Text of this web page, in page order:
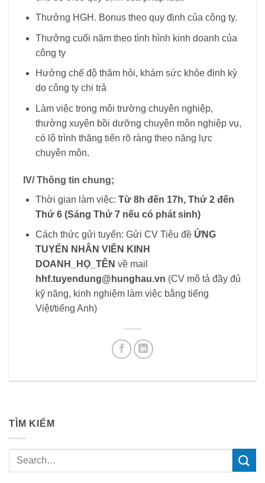
Thưởng HGH. Bonus theo quy định của công ty.
Thưởng cuối năm theo tình hình kinh doanh của
công ty
Hưởng chế độ thăm hỏi, khám sức khỏe định kỳ
do công ty chi trả
Làm việc trong môi trường chuyên nghiệp,
thường xuyên bồi dưỡng chuyên môn nghiệp vụ,
có lộ trình thăng tiến rõ ràng theo năng lực
chuyên môn.
IV/ Thông tin chung;
Thời gian làm việc: Từ 8h đến 17h, Thứ 2 đến
Thứ 6 (Sáng Thứ 7 nếu có phát sinh)
Cách thức gửi tuyển: Gửi CV Tiêu đề ỨNG
TUYỂN NHÂN VIÊN KINH
DOANH_HỌ_TÊN về mail
hhf.tuyendung@hunghau.vn (CV mô tả đầy đủ
kỹ năng, kinh nghiệm làm việc bằng tiếng
Việt/tiếng Anh)
TÌM KIẾM